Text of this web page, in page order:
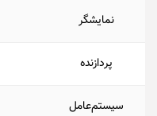
نمایشگر
پردازنده
سیستم‌عامل